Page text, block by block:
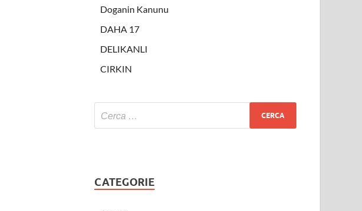
Doganin Kanunu
DAHA 17
DELIKANLI
CIRKIN
CATEGORIE